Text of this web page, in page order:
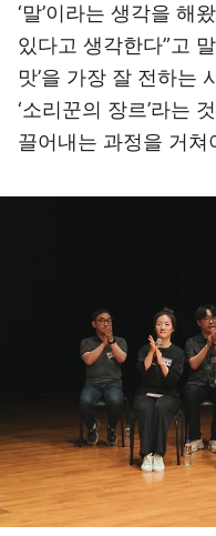
‘말’이라는 생각을 해
있다고 생각한다”고
맛’을 가장 잘 전하는
‘소리꾼의 장르’라는
끌어내는 과정을 거쳐